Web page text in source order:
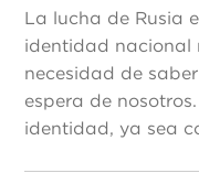
La lucha de Rusia
identidad nacional
necesidad de
espera de
identidad, ya sea